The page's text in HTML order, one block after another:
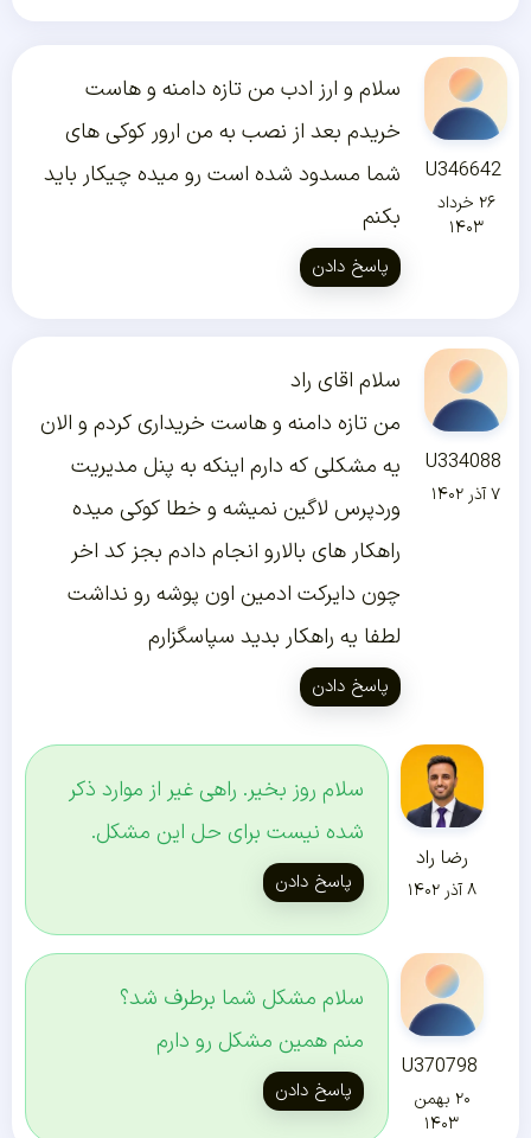
U346642
۲۶ خرداد
۱۴۰۳
سلام و ارز ادب من تازه دامنه و هاست
خریدم بعد از نصب به من ارور کوکی های
شما مسدود شده است رو میده چیکار باید
بکنم
پاسخ دادن
U334088
۷ آذر ۱۴۰۲
سلام اقای راد
من تازه دامنه و هاست خریداری کردم و الان
یه مشکلی که دارم اینکه به پنل مدیریت
وردپرس لاگین نمیشه و خطا کوکی میده
راهکار های بالارو انجام دادم بجز کد اخر
چون دایرکت ادمین اون پوشه رو نداشت
لطفا یه راهکار بدید سپاسگزارم
پاسخ دادن
رضا راد
۸ آذر ۱۴۰۲
سلام روز بخیر. راهی غیر از موارد ذکر
شده نیست برای حل این مشکل.
پاسخ دادن
U370798
۲۰ بهمن
۱۴۰۳
سلام مشکل شما برطرف شد؟
منم همین مشکل رو دارم
پاسخ دادن